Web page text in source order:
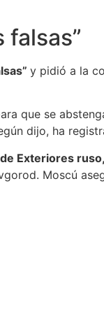
falsas”
y pidió a la
que se
dijo, ha
Exteriores
Moscú